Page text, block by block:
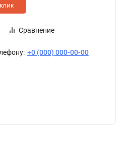
Сравнение
+0 (000) 000-00-00